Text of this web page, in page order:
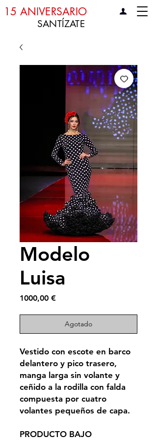
15 ANIVERSARIO
SANTÍZATE
Modelo
Luisa
1000,00 €Precio
Agotado
Vestido con escote en barco
delantero y pico trasero,
manga larga sin volante y
ceñido a la rodilla con falda
compuesta por cuatro
volantes pequeños de capa.
PRODUCTO BAJO